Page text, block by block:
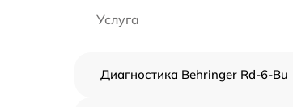
Услуга
Диагностика Behringer Rd-6-Bu